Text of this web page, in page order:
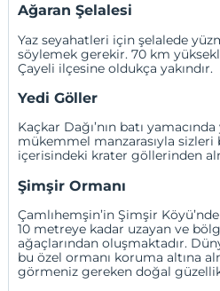
Ağaran Şelalesi
Yaz seyahatleri için şelalede
söylemek gerekir. 70 km
Çayeli ilçesine oldukça yakındır.
Yedi Göller
Kaçkar Dağı’nın batı
mükemmel manzarasıyla sizleri
içerisindeki krater göllerinden
Şimşir Ormanı
Çamlıhemşin’in Şimşir
10 metreye kadar uzayan ve
ağaçlarından oluşmaktadır.
bu özel ormanı koruma altına
görmeniz gereken doğal